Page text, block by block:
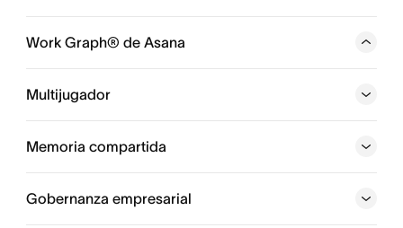
Work Graph® de Asana
Una red neuronal que abarca todo lo que hace tu
empresa y que conecta con cada persona, tarea,
cuándo y con qué objetivo.
Multijugador
Memoria compartida
Gobernanza empresarial